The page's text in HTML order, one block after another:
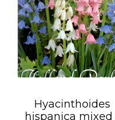
Hyacinthoides
hispanica mixed